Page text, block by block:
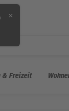
✕
& Freizeit